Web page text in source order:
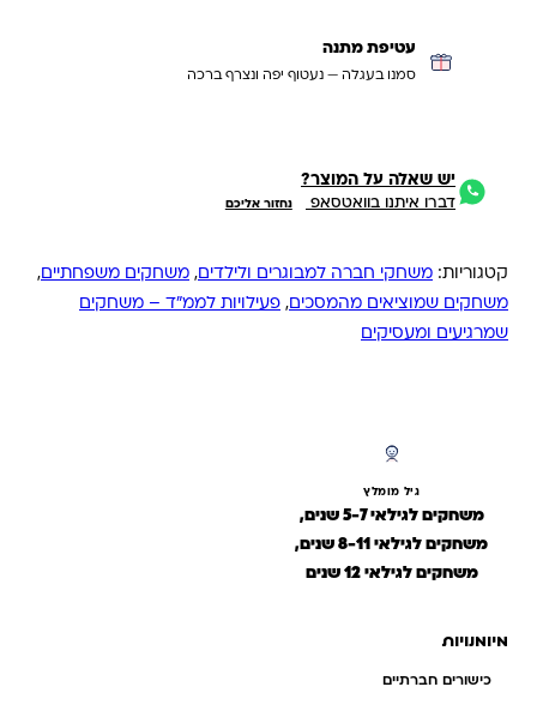
עטיפת מתנה
סמנו בעגלה — נעטוף יפה ונצרף ברכה
יש שאלה על המוצר?
דברו איתנו בוואטסאפ נחזור אליכם
קטגוריות: משחקי חברה למבוגרים ולילדים, משחקים משפחתיים,
משחקים שמוציאים מהמסכים, פעילויות לממ״ד – משחקים
שמרגיעים ומעסיקים
גיל מומלץ
משחקים לגילאי 5-7 שנים,
משחקים לגילאי 8-11 שנים,
משחקים לגילאי 12 שנים
מיומנויות
כישורים חברתיים